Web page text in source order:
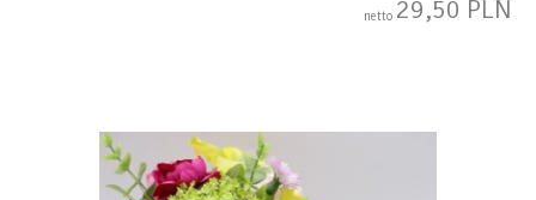
netto 29,50 PLN